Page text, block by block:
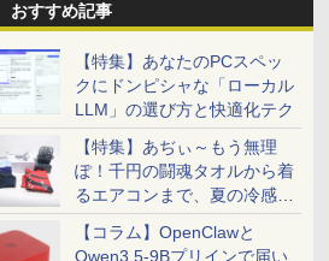
おすすめ記事
【特集】あなたのPCスペッ
クにドンピシャな「ローカル
LLM」の選び方と快適化テク
【特集】あぢぃ～もう無理
ぽ！千円の闘魂タオルから着
るエアコンまで、夏の冷感グ
ッズ一挙紹介
【コラム】OpenClawと
Qwen3.5-9Bプリインで届い